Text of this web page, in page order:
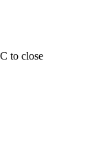
to close